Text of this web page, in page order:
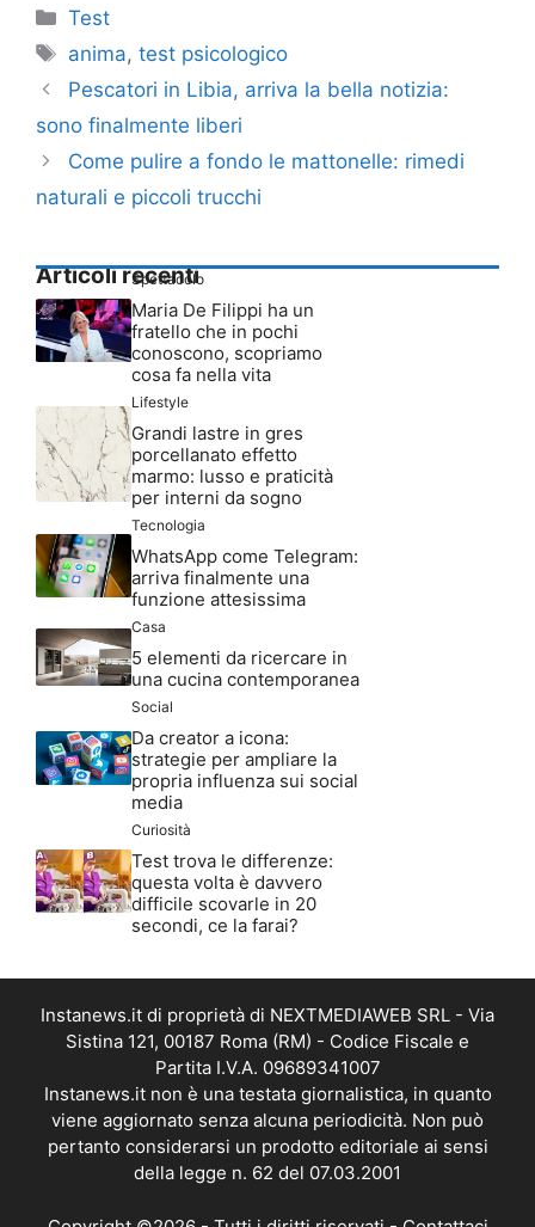
Categorie
Test
Tag
anima,test psicologico
Pescatori in Libia, arriva la bella notizia:
sono finalmente liberi
Come pulire a fondo le mattonelle: rimedi
naturali e piccoli trucchi
Articoli recenti
Spettacolo
Maria De Filippi ha un
fratello che in pochi
conoscono, scopriamo
cosa fa nella vita
Lifestyle
Grandi lastre in gres
porcellanato effetto
marmo: lusso e praticità
per interni da sogno
Tecnologia
WhatsApp come Telegram:
arriva finalmente una
funzione attesissima
Casa
5 elementi da ricercare in
una cucina contemporanea
Social
Da creator a icona:
strategie per ampliare la
propria influenza sui social
media
Curiosità
Test trova le differenze:
questa volta è davvero
difficile scovarle in 20
secondi, ce la farai?
Instanews.it di proprietà di NEXTMEDIAWEB SRL - Via
Sistina 121, 00187 Roma (RM) - Codice Fiscale e
Partita I.V.A. 09689341007
Instanews.it non è una testata giornalistica, in quanto
viene aggiornato senza alcuna periodicità. Non può
pertanto considerarsi un prodotto editoriale ai sensi
della legge n. 62 del 07.03.2001